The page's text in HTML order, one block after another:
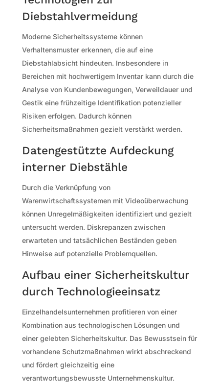
Diebstahlvermeidung
Moderne Sicherheitssysteme können
Verhaltensmuster erkennen, die auf eine
Diebstahlabsicht hindeuten. Insbesondere in
Bereichen mit hochwertigem Inventar kann durch die
Analyse von Kundenbewegungen, Verweildauer und
Gestik eine frühzeitige Identifikation potenzieller
Risiken erfolgen. Dadurch können
Sicherheitsmaßnahmen gezielt verstärkt werden.
Datengestützte Aufdeckung
interner Diebstähle
Durch die Verknüpfung von
Warenwirtschaftssystemen mit Videoüberwachung
können Unregelmäßigkeiten identifiziert und gezielt
untersucht werden. Diskrepanzen zwischen
erwarteten und tatsächlichen Beständen geben
Hinweise auf potenzielle Problemquellen.
Aufbau einer Sicherheitskultur
durch Technologieeinsatz
Einzelhandelsunternehmen profitieren von einer
Kombination aus technologischen Lösungen und
einer gelebten Sicherheitskultur. Das Bewusstsein für
vorhandene Schutzmaßnahmen wirkt abschreckend
und fördert gleichzeitig eine
verantwortungsbewusste Unternehmenskultur.